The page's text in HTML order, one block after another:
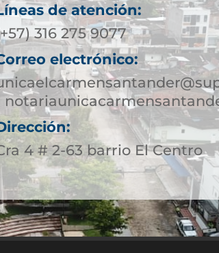
de atención:
316 275 9077
electrónico:
4 # 2-63 barrio El Centro